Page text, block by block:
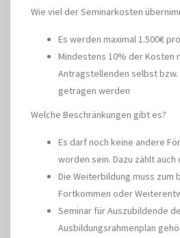
Wie viel der Seminarkosten
Es werden maximal 1.500€
Mindestens 10% der Kosten
Antragstellenden selbst
getragen werden
Welche Beschränkungen gibt es?
Es darf noch keine andere
worden sein. Dazu zählt
Die Weiterbildung muss zum
Fortkommen oder
Seminar für Auszubildende
Ausbildungsrahmenplan